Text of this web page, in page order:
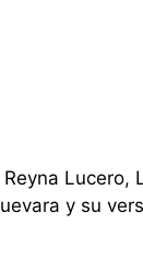
Lucero,
y su